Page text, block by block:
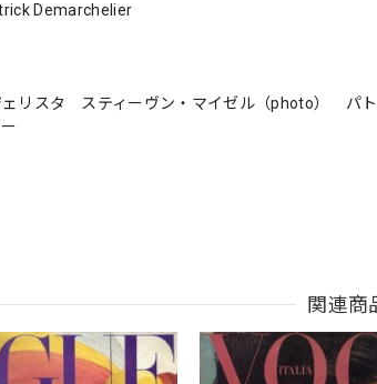
Demarchelier
ェリスタ スティーヴン・マイゼル（photo） パ
関連商